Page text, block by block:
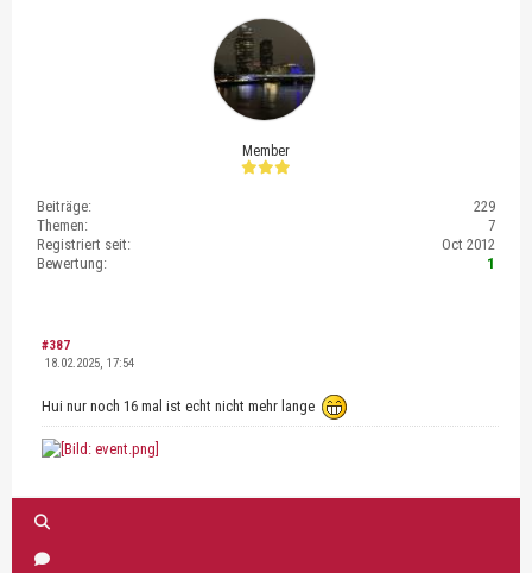
Member
Beiträge:
229
Themen:
7
Registriert seit:
Oct 2012
Bewertung:
1
#387
18.02.2025, 17:54
Hui nur noch 16 mal ist echt nicht mehr lange